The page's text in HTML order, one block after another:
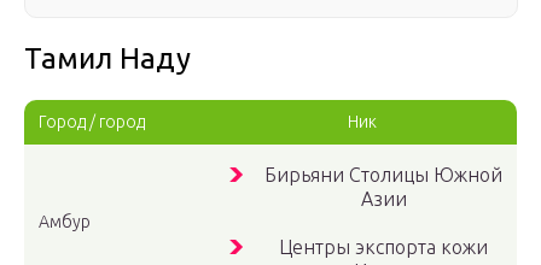
Тамил Наду
Город / город Ник
Амбур
Бирьяни Столицы Южной
Азии
Центры экспорта кожи